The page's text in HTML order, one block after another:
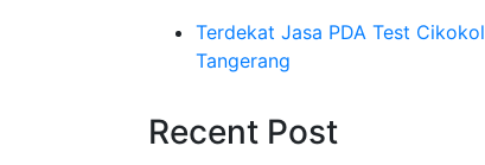
Terdekat Jasa PDA Test Cikokol
Tangerang
Recent Post